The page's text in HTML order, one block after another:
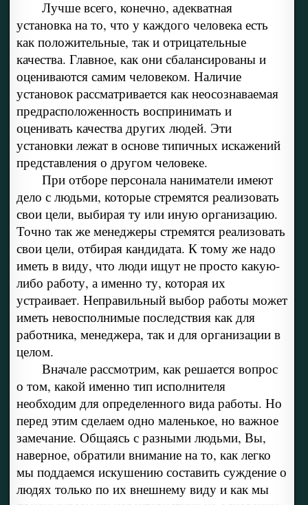
Лучше всего, конечно, адекватная
установка на то, что у каждого человека есть
как положительные, так и отрицательные
качества. Главное, как они сбалансированы и
оцениваются самим человеком. Наличие
установок рассматривается как неосознаваемая
предрасположенность воспринимать и
оценивать качества других людей. Эти
установки лежат в основе типичных искажений
представления о другом человеке.
При отборе персонала наниматели имеют
дело с людьми, которые стремятся реализовать
свои цели, выбирая ту или иную организацию.
Точно так же менеджеры стремятся реализовать
свои цели, отбирая кандидата. К тому же надо
иметь в виду, что люди ищут не просто какую-
либо работу, а именно ту, которая их
устраивает. Неправильный выбор работы может
иметь невосполнимые последствия как для
работника, менеджера, так и для организации в
целом.
Вначале рассмотрим, как решается вопрос
о том, какой именно тип исполнителя
необходим для определенного вида работы. Но
перед этим сделаем одно маленькое, но важное
замечание. Общаясь с разными людьми, Вы,
наверное, обратили внимание на то, как легко
мы поддаемся искушению составить суждение о
людях только по их внешнему виду и как мы